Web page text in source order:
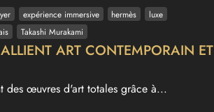
expérience immersive hermès
luxe
Takashi Murakami
ART CONTEMPORAIN ET
des œuvres d'art totales grâce à...